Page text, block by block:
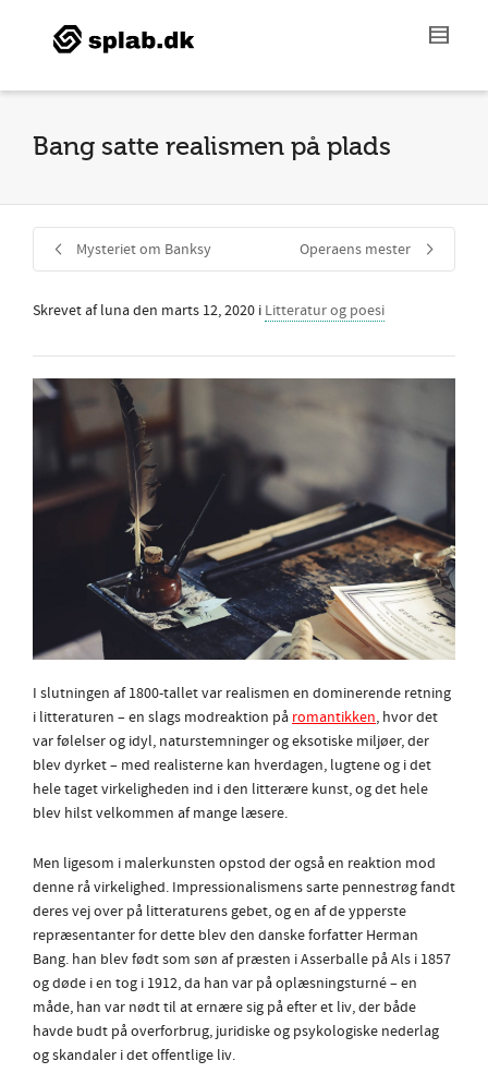
Bang satte realismen på plads
Mysteriet om Banksy Operaens mester
Skrevet aflunaden marts 12, 2020 i Litteratur og poesi
I slutningen af 1800-tallet var realismen en dominerende retning
i litteraturen – en slags modreaktion på romantikken, hvor det
var følelser og idyl, naturstemninger og eksotiske miljøer, der
blev dyrket – med realisterne kan hverdagen, lugtene og i det
hele taget virkeligheden ind i den litterære kunst, og det hele
blev hilst velkommen af mange læsere.
Men ligesom i malerkunsten opstod der også en reaktion mod
denne rå virkelighed. Impressionalismens sarte pennestrøg fandt
deres vej over på litteraturens gebet, og en af de ypperste
repræsentanter for dette blev den danske forfatter Herman
Bang. han blev født som søn af præsten i Asserballe på Als i 1857
og døde i en tog i 1912, da han var på oplæsningsturné – en
måde, han var nødt til at ernære sig på efter et liv, der både
havde budt på overforbrug, juridiske og psykologiske nederlag
og skandaler i det offentlige liv.